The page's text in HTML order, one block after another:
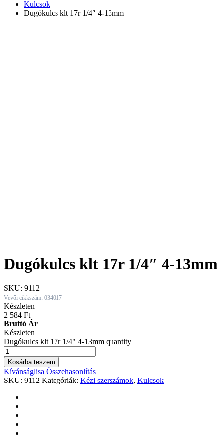
Kulcsok
Dugókulcs klt 17r 1/4″ 4-13mm
Dugókulcs klt 17r 1/4″ 4-13mm
SKU: 9112
Vevői cikkszám: 034017
Készleten
2 584 Ft
Bruttó Ár
Készleten
Dugókulcs klt 17r 1/4" 4-13mm quantity
Kosárba teszem
Kívánságlisa Összehasonlítás
SKU: 9112 Kategóriák: Kézi szerszámok, Kulcsok